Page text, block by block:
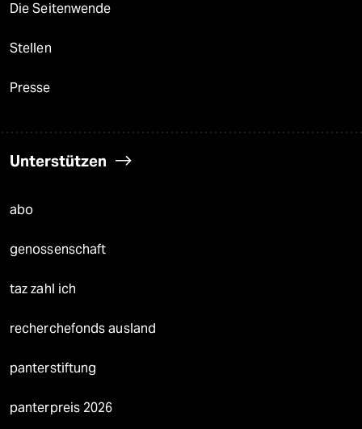
Die Seitenwende
Stellen
Presse
Unterstützen
abo
genossenschaft
taz zahl ich
recherchefonds ausland
panterstiftung
panterpreis 2026